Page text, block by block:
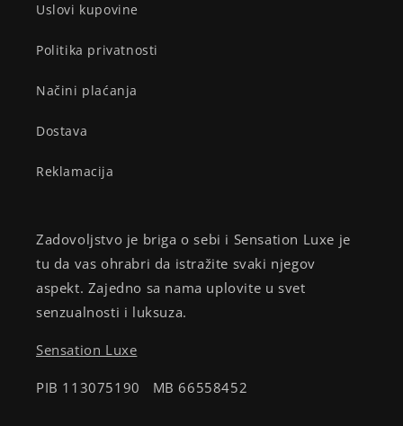
Uslovi kupovine
Politika privatnosti
Načini plaćanja
Dostava
Reklamacija
Zadovoljstvo je briga o sebi i Sensation Luxe je
tu da vas ohrabri da istražite svaki njegov
aspekt. Zajedno sa nama uplovite u svet
senzualnosti i luksuza.
Sensation Luxe
PIB 113075190 MB 66558452